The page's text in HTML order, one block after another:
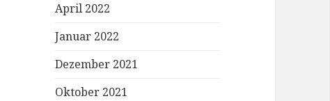
April 2022
Januar 2022
Dezember 2021
Oktober 2021